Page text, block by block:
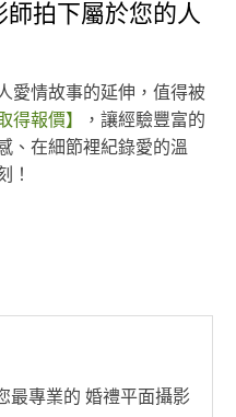
拍下屬於您的人
愛情故事的延伸，值得被
得報價】
，讓經驗豐富的
、在細節裡紀錄愛的溫
！
最專業的 婚禮平面攝影